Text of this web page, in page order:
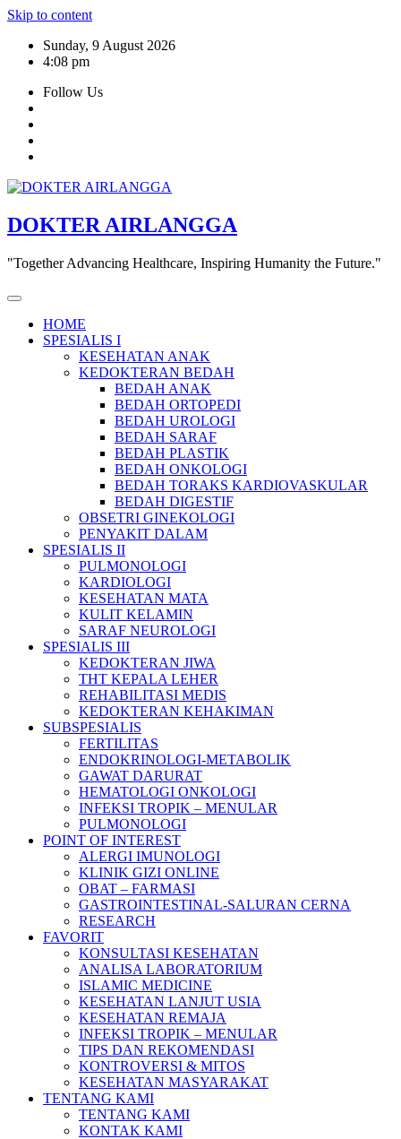
Skip to content
Sunday, 9 August 2026
4:08 pm
Follow Us
DOKTER AIRLANGGA
"Together Advancing Healthcare, Inspiring Humanity the Future."
HOME
SPESIALIS I
KESEHATAN ANAK
KEDOKTERAN BEDAH
BEDAH ANAK
BEDAH ORTOPEDI
BEDAH UROLOGI
BEDAH SARAF
BEDAH PLASTIK
BEDAH ONKOLOGI
BEDAH TORAKS KARDIOVASKULAR
BEDAH DIGESTIF
OBSETRI GINEKOLOGI
PENYAKIT DALAM
SPESIALIS II
PULMONOLOGI
KARDIOLOGI
KESEHATAN MATA
KULIT KELAMIN
SARAF NEUROLOGI
SPESIALIS III
KEDOKTERAN JIWA
THT KEPALA LEHER
REHABILITASI MEDIS
KEDOKTERAN KEHAKIMAN
SUBSPESIALIS
FERTILITAS
ENDOKRINOLOGI-METABOLIK
GAWAT DARURAT
HEMATOLOGI ONKOLOGI
INFEKSI TROPIK – MENULAR
PULMONOLOGI
POINT OF INTEREST
ALERGI IMUNOLOGI
KLINIK GIZI ONLINE
OBAT – FARMASI
GASTROINTESTINAL-SALURAN CERNA
RESEARCH
FAVORIT
KONSULTASI KESEHATAN
ANALISA LABORATORIUM
ISLAMIC MEDICINE
KESEHATAN LANJUT USIA
KESEHATAN REMAJA
INFEKSI TROPIK – MENULAR
TIPS DAN REKOMENDASI
KONTROVERSI & MITOS
KESEHATAN MASYARAKAT
TENTANG KAMI
TENTANG KAMI
KONTAK KAMI